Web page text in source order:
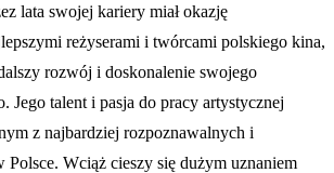
lata swojej kariery miał okazję
reżyserami i twórcami polskiego kina,
rozwój i doskonalenie swojego
Jego talent i pasja do pracy artystycznej
z najbardziej rozpoznawalnych i
Wciąż cieszy się dużym uznaniem